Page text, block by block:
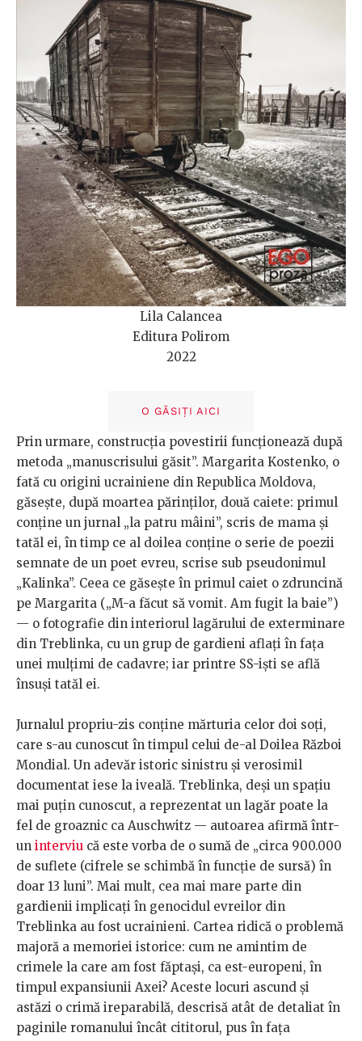
Lila Calancea
Editura Polirom
2022
O GĂSIȚI AICI
Prin urmare, construcția povestirii funcționează după
metoda „manuscrisului găsit”. Margarita Kostenko, o
fată cu origini ucrainiene din Republica Moldova,
găsește, după moartea părinților, două caiete: primul
conține un jurnal „la patru mâini”, scris de mama și
tatăl ei, în timp ce al doilea conține o serie de poezii
semnate de un poet evreu, scrise sub pseudonimul
„Kalinka”. Ceea ce găsește în primul caiet o zdruncină
pe Margarita („M-a făcut să vomit. Am fugit la baie”)
— o fotografie din interiorul lagărului de exterminare
din Treblinka, cu un grup de gardieni aflați în fața
unei mulțimi de cadavre; iar printre SS-iști se află
însuși tatăl ei.
Jurnalul propriu-zis conține mărturia celor doi soți,
care s-au cunoscut în timpul celui de-al Doilea Război
Mondial. Un adevăr istoric sinistru și verosimil
documentat iese la iveală. Treblinka, deși un spațiu
mai puțin cunoscut, a reprezentat un lagăr poate la
fel de groaznic ca Auschwitz — autoarea afirmă într-
un interviu că este vorba de o sumă de „circa 900.000
de suflete (cifrele se schimbă în funcție de sursă) în
doar 13 luni”. Mai mult, cea mai mare parte din
gardienii implicați în genocidul evreilor din
Treblinka au fost ucrainieni. Cartea ridică o problemă
majoră a memoriei istorice: cum ne amintim de
crimele la care am fost făptași, ca est-europeni, în
timpul expansiunii Axei? Aceste locuri ascund și
astăzi o crimă ireparabilă, descrisă atât de detaliat în
paginile romanului încât cititorul, pus în fața